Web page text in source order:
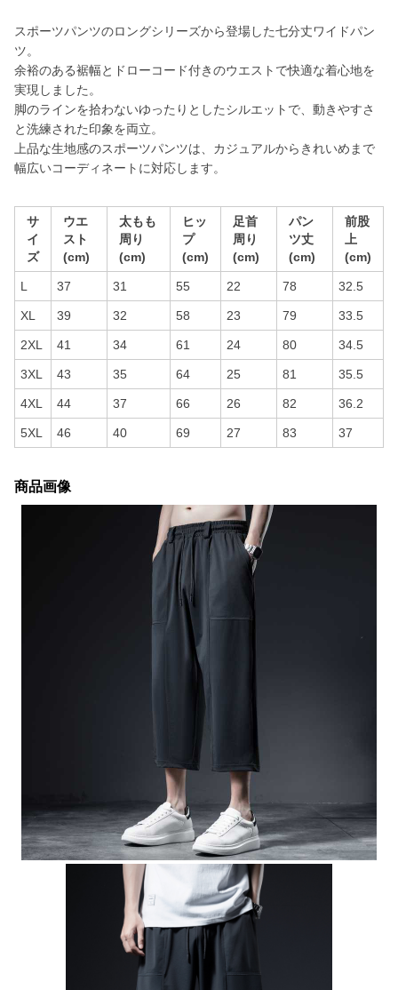
スポーツパンツのロングシリーズから登場した七分丈ワイドパン
ツ。
余裕のある裾幅とドローコード付きのウエストで快適な着心地を
実現しました。
脚のラインを拾わないゆったりとしたシルエットで、動きやすさ
と洗練された印象を両立。
上品な生地感のスポーツパンツは、カジュアルからきれいめまで
幅広いコーディネートに対応します。
サ
イ
ズ
ウエ
スト
(cm)
太もも
周り
(cm)
ヒッ
プ
(cm)
足首
周り
(cm)
パン
ツ丈
(cm)
前股
上
(cm)
L 37 31 55 22 78 32.5
XL 39 32 58 23 79 33.5
2XL 41 34 61 24 80 34.5
3XL 43 35 64 25 81 35.5
4XL 44 37 66 26 82 36.2
5XL 46 40 69 27 83 37
商品画像